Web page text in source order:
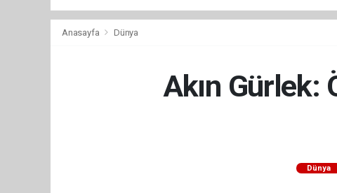
Anasayfa Dünya
Akın Gürlek:
Dünya